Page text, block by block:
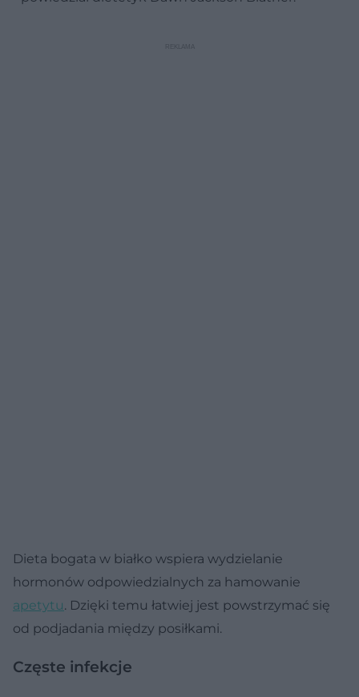
Dieta bogata w białko wspiera wydzielanie
hormonów odpowiedzialnych za hamowanie
apetytu. Dzięki temu łatwiej jest powstrzymać się
od podjadania między posiłkami.
Częste infekcje